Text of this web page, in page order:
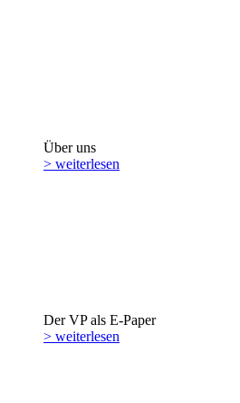
Über uns
> weiterlesen
Der VP als E-Paper
> weiterlesen